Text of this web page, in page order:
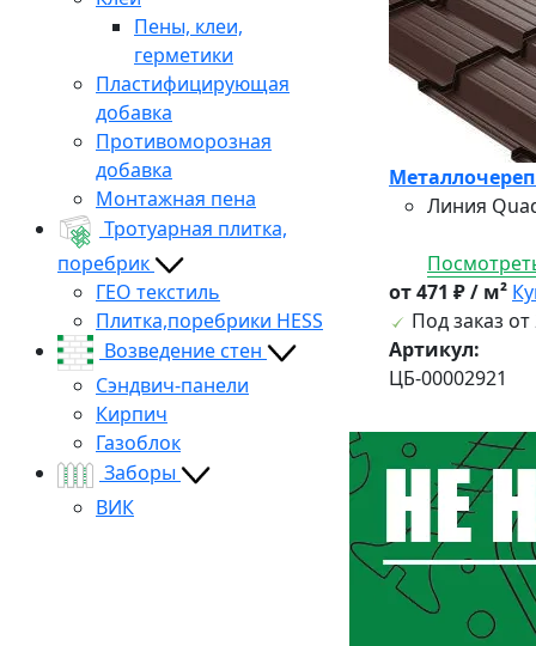
Пены, клеи,
герметики
Пластифицирующая
добавка
Противоморозная
добавка
Монтажная пена
Тротуарная плитка,
поребрик
ГЕО текстиль
Плитка,поребрики HESS
Возведение стен
Сэндвич-панели
Кирпич
Газоблок
Заборы
ВИК
Линия
от 471 ₽ / м²
Под заказ от
Артикул:
ЦБ-00002921